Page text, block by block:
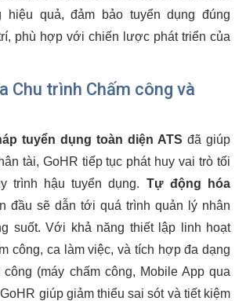
hiệu quả, đảm bảo tuyển dụng đúng
phù hợp với chiến lược phát triển của
Chu trình Chấm công và
tuyển dụng toàn diện ATS đã giúp
tài, GoHR tiếp tục phát huy vai trò tối
trình hậu tuyển dụng. Tự động hóa
đầu sẽ dẫn tới quá trình quản lý nhân
suốt. Với khả năng thiết lập linh hoạt
công, ca làm việc, và tích hợp đa dạng
(máy chấm công, Mobile App qua
giúp giảm thiểu sai sót và tiết kiệm